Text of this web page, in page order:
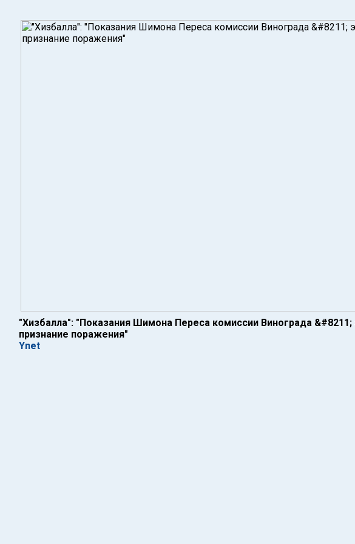
"Хизбалла": "Показания Шимона Переса комиссии Винограда &#8211;
признание поражения"
Ynet